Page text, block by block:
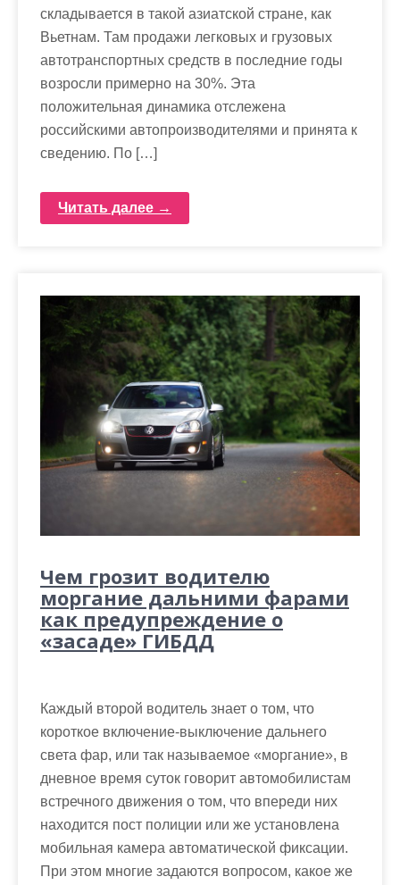
складывается в такой азиатской стране, как
Вьетнам. Там продажи легковых и грузовых
автотранспортных средств в последние годы
возросли примерно на 30%. Эта
положительная динамика отслежена
российскими автопроизводителями и принята к
сведению. По […]
Читать далее →
Чем грозит водителю
моргание дальними фарами
как предупреждение о
«засаде» ГИБДД
Каждый второй водитель знает о том, что
короткое включение-выключение дальнего
света фар, или так называемое «моргание», в
дневное время суток говорит автомобилистам
встречного движения о том, что впереди них
находится пост полиции или же установлена
мобильная камера автоматической фиксации.
При этом многие задаются вопросом, какое же